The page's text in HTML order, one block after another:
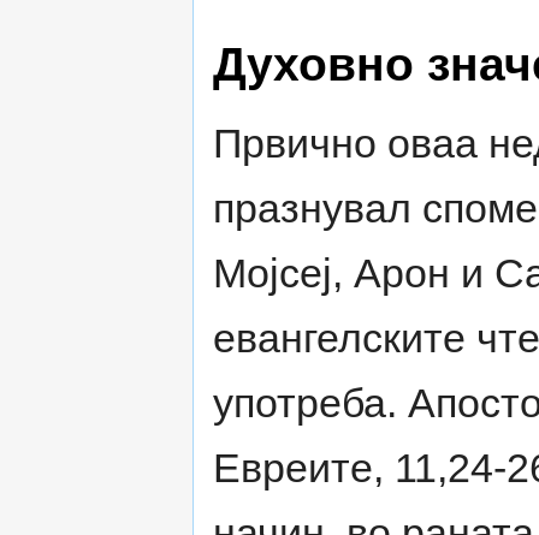
Духовно
Првично оваа
празнувал
Мојсеј, Арон и
евангелските
употреба.
Евреите, 11,24-